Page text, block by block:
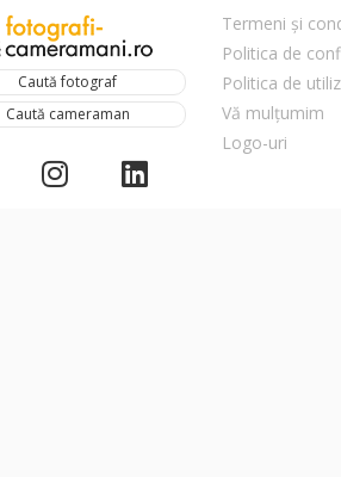
Caută fotograf
Caută cameraman
Termeni și
Politica de
Politica de
Vă mulțumim
Logo-uri